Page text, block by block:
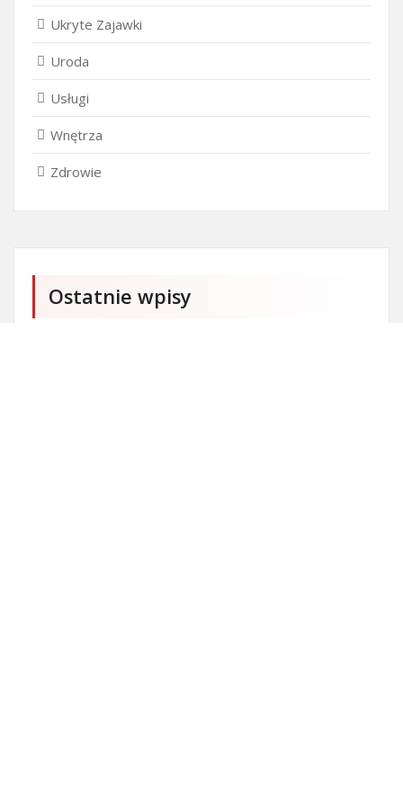
Ukryte Zajawki
Uroda
Usługi
Wnętrza
Zdrowie
Ostatnie wpisy